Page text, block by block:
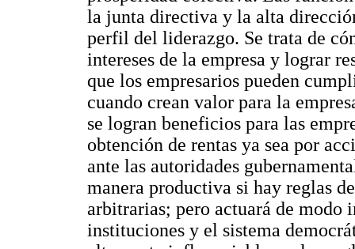
la junta directiva y la alta
perfil del liderazgo. Se trata de
intereses de la empresa y lograr
que los empresarios pueden
cuando crean valor para la
se logran beneficios para las
obtención de rentas ya sea por
ante las autoridades
manera productiva si hay reglas
arbitrarias; pero actuará de
instituciones y el sistema